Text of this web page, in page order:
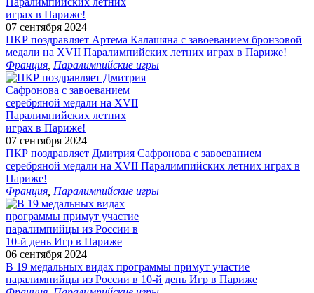
07 сентября 2024
ПКР поздравляет Артема Калашяна с завоеванием бронзовой
медали на XVII Паралимпийских летних играх в Париже!
Франция Паралимпийские игры
07 сентября 2024
ПКР поздравляет Дмитрия Сафронова с завоеванием
серебряной медали на XVII Паралимпийских летних играх в
Париже!
Франция Паралимпийские игры
06 сентября 2024
В 19 медальных видах программы примут участие
паралимпийцы из России в 10-й день Игр в Париже